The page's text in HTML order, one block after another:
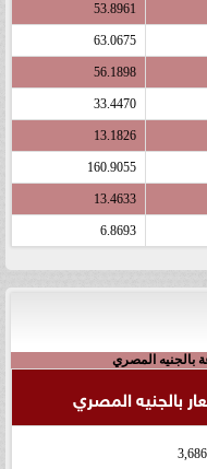
53.8961
63.0675
56.1898
33.4470
13.1826
160.9055
13.4633
6.8693
بالجنيه المصري
بالجنيه المصري